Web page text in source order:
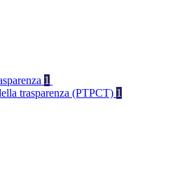
1
trasparenza (PTPCT) 1